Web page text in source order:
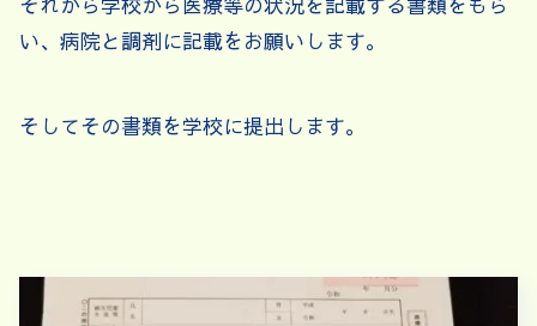
い、病院と調剤に記載をお願いします。
そしてその書類を学校に提出します。